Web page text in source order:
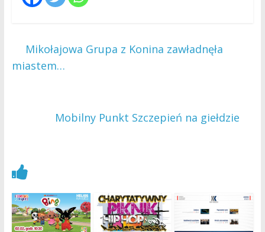
Mikołajowa Grupa z Konina zawładnęła
miastem…
Mobilny Punkt Szczepień na giełdzie